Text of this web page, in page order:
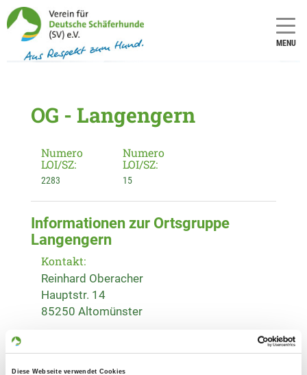
Diese Webseite verwendet Cookies
MENU
OG - Langengern
Numero
LOI/SZ:
2283
Numero
LOI/SZ:
15
Informationen zur Ortsgruppe
Langengern
Kontakt:
Reinhard Oberacher
Hauptstr. 14
85250 Altomünster
Römerstr.
85253 Langengern